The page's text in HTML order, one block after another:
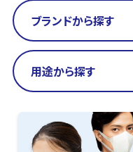
ブランドから探す
用途から探す